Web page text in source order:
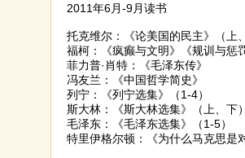
2011年6月-9月读书
托克维尔：《论美国的民主》（上
福柯：《疯癫与文明》《规训与惩
菲力普·肖特：《毛泽东传》
冯友兰：《中国哲学简史》
列宁：《列宁选集》（1-4）
斯大林：《斯大林选集》（上、下
毛泽东：《毛泽东选集》（1-5）
特里伊格尔顿：《为什么马克思是